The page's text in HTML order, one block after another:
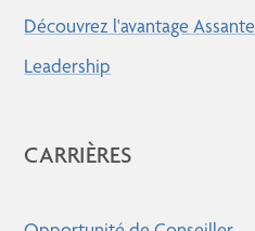
Découvrez l'avantage Assante
Leadership
CARRIÈRES